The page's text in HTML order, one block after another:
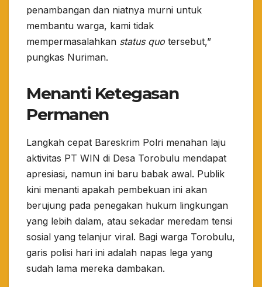
penambangan dan niatnya murni untuk
membantu warga, kami tidak
mempermasalahkan status quo tersebut,”
pungkas Nuriman.
Menanti Ketegasan
Permanen
​Langkah cepat Bareskrim Polri menahan laju
aktivitas PT WIN di Desa Torobulu mendapat
apresiasi, namun ini baru babak awal. Publik
kini menanti apakah pembekuan ini akan
berujung pada penegakan hukum lingkungan
yang lebih dalam, atau sekadar meredam tensi
sosial yang telanjur viral. Bagi warga Torobulu,
garis polisi hari ini adalah napas lega yang
sudah lama mereka dambakan.